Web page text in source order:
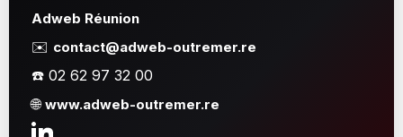
Adweb Réunion
✉️ contact@adweb-outremer.re
☎️ 02 62 97 32 00
🌐www.adweb-outremer.re